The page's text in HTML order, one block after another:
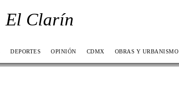
El Clarín
DEPORTES OPINIÓN CDMX OBRAS Y URBANISMO